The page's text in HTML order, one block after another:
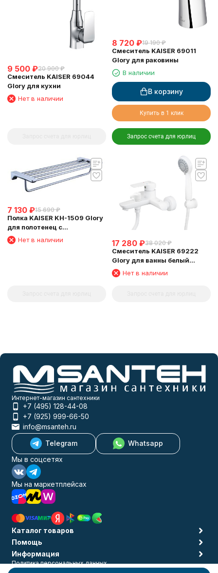
9 500 ₽20 900 ₽
Смеситель KAISER 69044
Glory для кухни
Нет в наличии
8 720 ₽19 190 ₽
Смеситель KAISER 69011
Glory для раковины
В наличии
В корзину
Купить в 1 клик
Запрос счета для юрлиц
7 130 ₽15 690 ₽
Полка KAISER KH-1509 Glory
для полотенец с
держателем
Нет в наличии 17 280 ₽38 020 ₽
Смеситель KAISER 69222
Glory для ванны белый
глянецНет в наличии
Интернет-магазин сантехники
+7 (495) 128-44-08
+7 (925) 999-66-50
info@msanteh.ru
Telegram
Whatsapp
Мы в соцсетях
Мы на маркетплейсах
Каталог товаров
Помощь
Информация
Политика персональных данных
© 2009-2026 MSANTEH